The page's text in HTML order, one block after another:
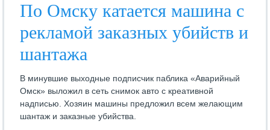
По Омску катается машина с
рекламой заказных убийств и
шантажа
В минувшие выходные подписчик паблика «Аварийный
Омск» выложил в сеть снимок авто с креативной
надписью. Хозяин машины предложил всем желающим
шантаж и заказные убийства.